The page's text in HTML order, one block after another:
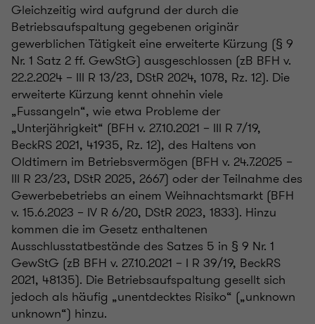
Gleichzeitig wird aufgrund der durch die
Betriebsaufspaltung gegebenen originär
gewerblichen Tätigkeit eine erweiterte Kürzung (§ 9
Nr. 1 Satz 2 ff. GewStG) ausgeschlossen (zB BFH v.
22.2.2024 – III R 13/23, DStR 2024, 1078, Rz. 12). Die
erweiterte Kürzung kennt ohnehin viele
„Fussangeln“, wie etwa Probleme der
„Unterjährigkeit“ (BFH v. 27.10.2021 – III R 7/19,
BeckRS 2021, 41935, Rz. 12), des Haltens von
Oldtimern im Betriebsvermögen (BFH v. 24.7.2025 –
III R 23/23, DStR 2025, 2667) oder der Teilnahme des
Gewerbebetriebs an einem Weihnachtsmarkt (BFH
v. 15.6.2023 – IV R 6/20, DStR 2023, 1833). Hinzu
kommen die im Gesetz enthaltenen
Ausschlusstatbestände des Satzes 5 in § 9 Nr. 1
GewStG (zB BFH v. 27.10.2021 – I R 39/19, BeckRS
2021, 48135). Die Betriebsaufspaltung gesellt sich
jedoch als häufig „unentdecktes Risiko“ („unknown
unknown“) hinzu.